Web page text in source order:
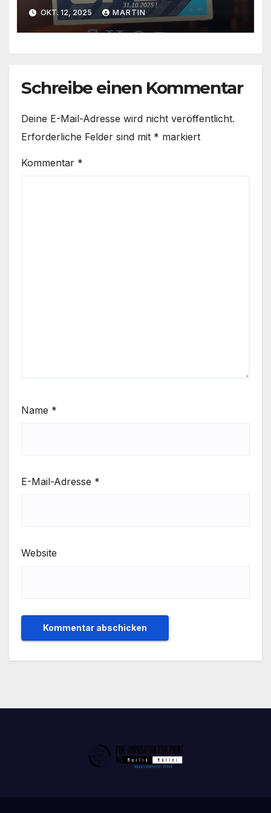
OKT. 12, 2025 MARTIN
Schreibe einen Kommentar
Deine E-Mail-Adresse wird nicht veröffentlicht.
Erforderliche Felder sind mit * markiert
Kommentar *
Name *
E-Mail-Adresse *
Website